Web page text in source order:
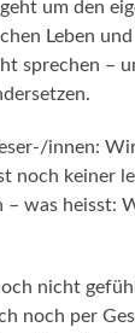
um den
Leben
sprechen –
innen:
noch keiner
– was heisst:
nicht
noch per